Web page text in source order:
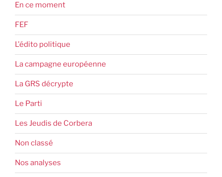
En ce moment
FEF
L'édito politique
La campagne européenne
La GRS décrypte
Le Parti
Les Jeudis de Corbera
Non classé
Nos analyses